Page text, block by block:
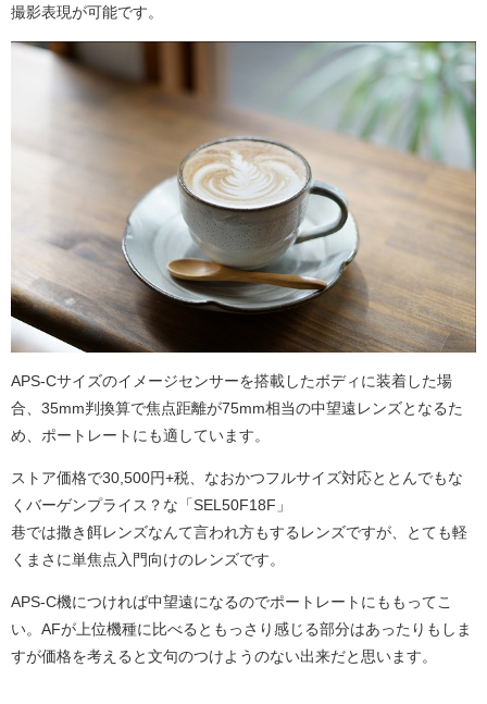
撮影表現が可能です。
APS-Cサイズのイメージセンサーを搭載したボディに装着した場
合、35mm判換算で焦点距離が75mm相当の中望遠レンズとなるた
め、ポートレートにも適しています。
ストア価格で30,500円+税、なおかつフルサイズ対応ととんでもな
くバーゲンプライス？な「SEL50F18F」
巷では撒き餌レンズなんて言われ方もするレンズですが、とても軽
くまさに単焦点入門向けのレンズです。
APS-C機につければ中望遠になるのでポートレートにももってこ
い。AFが上位機種に比べるともっさり感じる部分はあったりもしま
すが価格を考えると文句のつけようのない出来だと思います。